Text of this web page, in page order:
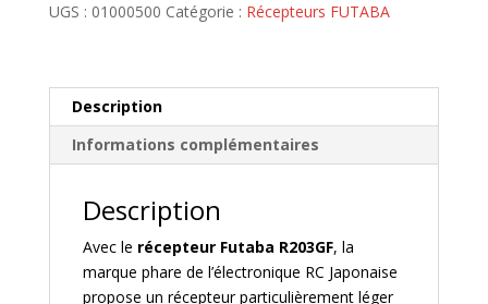
voies
UGS : 01000500 Catégorie : Récepteurs FUTABA
Description
Informations complémentaires
Description
Avec le récepteur Futaba R203GF, la
marque phare de l’électronique RC Japonaise
propose un récepteur particulièrement léger